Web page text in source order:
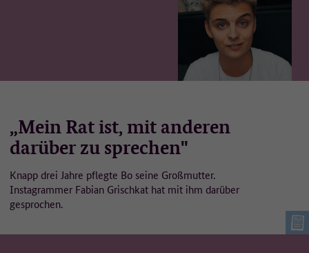
„Mein Rat ist, mit anderen
darüber zu sprechen"
Knapp drei Jahre pflegte Bo seine Großmutter.
Instagrammer Fabian Grischkat hat mit ihm darüber
gesprochen.